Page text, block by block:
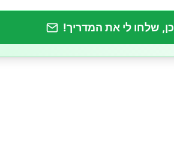
כן, שלחו לי את המדריך!